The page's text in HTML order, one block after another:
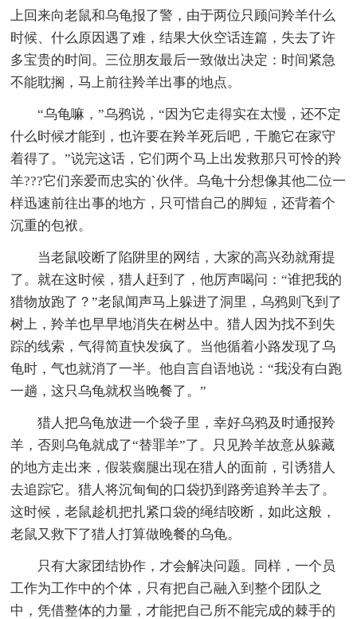
上回来向老鼠和乌龟报了警，由于两位只顾问羚羊什么
时候、什么原因遇了难，结果大伙空话连篇，失去了许
多宝贵的时间。三位朋友最后一致做出决定：时间紧急
不能耽搁，马上前往羚羊出事的地点。
“乌龟嘛，”乌鸦说，“因为它走得实在太慢，还不定
什么时候才能到，也许要在羚羊死后吧，干脆它在家守
着得了。”说完这话，它们两个马上出发救那只可怜的羚
羊???它们亲爱而忠实的`伙伴。乌龟十分想像其他二位一
样迅速前往出事的地方，只可惜自己的脚短，还背着个
沉重的包袱。
当老鼠咬断了陷阱里的网结，大家的高兴劲就甭提
了。就在这时候，猎人赶到了，他厉声喝问：“谁把我的
猎物放跑了？”老鼠闻声马上躲进了洞里，乌鸦则飞到了
树上，羚羊也早早地消失在树丛中。猎人因为找不到失
踪的线索，气得简直快发疯了。当他循着小路发现了乌
龟时，气也就消了一半。他自言自语地说：“我没有白跑
一趟，这只乌龟就权当晚餐了。”
猎人把乌龟放进一个袋子里，幸好乌鸦及时通报羚
羊，否则乌龟就成了“替罪羊”了。只见羚羊故意从躲藏
的地方走出来，假装瘸腿出现在猎人的面前，引诱猎人
去追踪它。猎人将沉甸甸的口袋扔到路旁追羚羊去了。
这时候，老鼠趁机把扎紧口袋的绳结咬断，如此这般，
老鼠又救下了猎人打算做晚餐的乌龟。
只有大家团结协作，才会解决问题。同样，一个员
工作为工作中的个体，只有把自己融入到整个团队之
中，凭借整体的力量，才能把自己所不能完成的棘手的